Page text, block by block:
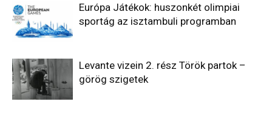
Európa Játékok: huszonkét olimpiai
sportág az isztambuli programban
Levante vizein 2. rész Török partok –
görög szigetek